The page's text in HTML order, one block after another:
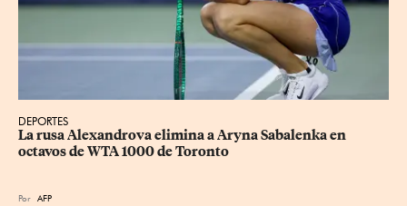
DEPORTES
La rusa Alexandrova elimina a Aryna Sabalenka en
octavos de WTA 1000 de Toronto
Por AFP